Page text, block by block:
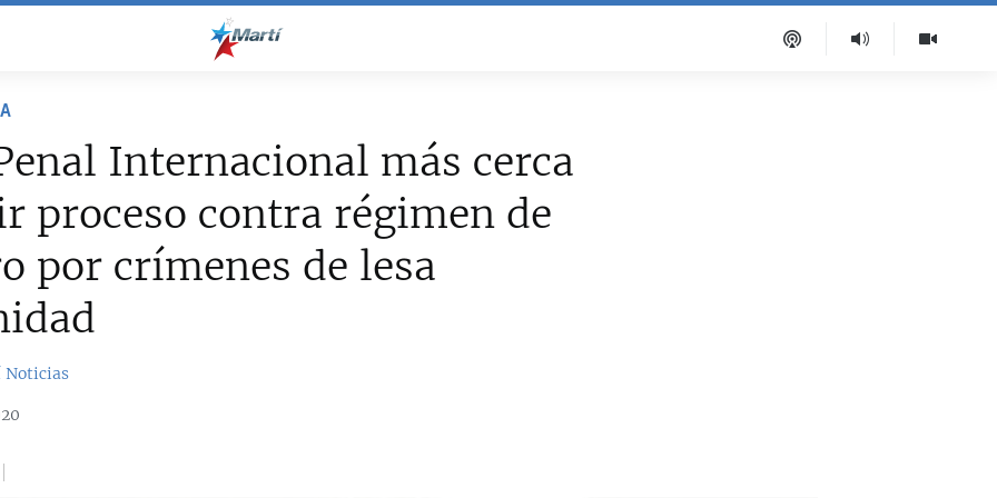
Internacional más cerca
proceso contra régimen de
por crímenes de lesa
Noticias